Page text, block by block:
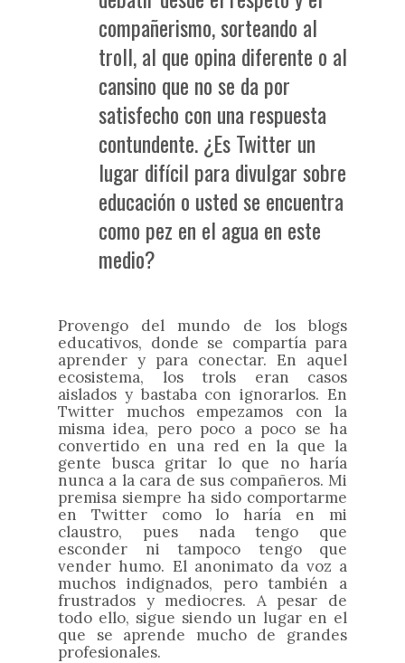
compañerismo, sorteando al
troll, al que opina diferente o al
cansino que no se da por
satisfecho con una respuesta
contundente. ¿Es Twitter un
lugar difícil para divulgar sobre
educación o usted se encuentra
como pez en el agua en este
medio?
Provengo del mundo de los blogs
educativos, donde se compartía para
aprender y para conectar. En aquel
ecosistema, los trols eran casos
aislados y bastaba con ignorarlos. En
Twitter muchos empezamos con la
misma idea, pero poco a poco se ha
convertido en una red en la que la
gente busca gritar lo que no haría
nunca a la cara de sus compañeros. Mi
premisa siempre ha sido comportarme
en Twitter como lo haría en mi
claustro, pues nada tengo que
esconder ni tampoco tengo que
vender humo. El anonimato da voz a
muchos indignados, pero también a
frustrados y mediocres. A pesar de
todo ello, sigue siendo un lugar en el
que se aprende mucho de grandes
profesionales.